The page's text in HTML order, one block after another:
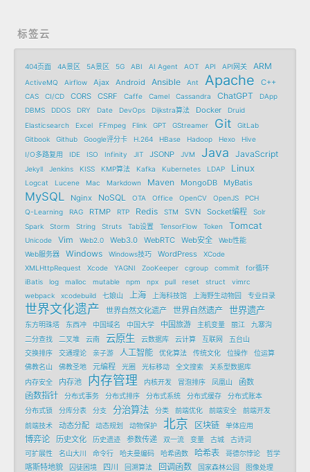
标签云
404页面 4A景区 5A景区 5G ABI AI Agent AOT API API网关 ARM
ActiveMQ Airflow Ajax Android Ansible Ant Apache C++
CAS CI/CD CORS CSRF Caffe Camel Cassandra ChatGPT
DApp
DBMS
DDOS DRY Date DevOps Dijkstra算法 Docker
Druid
Elasticsearch
Excel FFmpeg Flink GPT GStreamer Git
GitLab
Gitbook
Github Google评分卡 H.264 HBase Hadoop Hexo
Hive
I/O多路复用
IDE ISO Infinity JIT JSONP JVM Java JavaScript
Jekyll Jenkins KISS KMP算法 Kafka Kubernetes LDAP Linux
Logcat Lucene Mac Markdown Maven MongoDB MyBatis
MySQL Nginx NoSQL OTA Office OpenCV OpenJS
PCH
Q-Learning
RAG RTMP RTP Redis STM SVN Socket编程
Solr
Spark
Storm String Struts Tab设置 TensorFlow Token Tomcat
Unicode Vim Web2.0 Web3.0 WebRTC Web安全
Web性能
Web服务器
Windows Windows技巧 WordPress
XCode
XMLHttpRequest
Xcode YAGNI ZooKeeper cgroup commit
for循环
iBatis
log malloc mutable npm npx pull reset struct
vimrc
webpack
xcodebuild 七娘山 上海 上海科技馆 上海野生动物园 专业目录
世界文化遗产 世界自然文化遗产 世界自然遗产 世界遗产
东方明珠塔 东西冲 中国域名 中国大学 中国旅游 主机变量 丽江
九寨沟
二分查找
二叉堆 云南 云原生 云数据库 云计算 互联网
五台山
交换排序
交通理论 亲子游 人工智能 优化算法 传统文化 位操作
位运算
佛教名山
佛教圣地 元编程 光圈 光标移动 全文搜索
关系型数据库
内存安全
内存池 内存管理 内核开发 冒泡排序 凤凰山 函数
函数指针 分布式事务 分布式排序 分布式系统 分布式缓存
分布式账本
分布式锁
分库分表 分支 分治算法 分类 前端优化 前端安全
前端开发
前端技术
动态分配 动态规划 动物保护 北京 区块链 单体应用
博弈论 历史文化 历史遗迹 参数传递 双一流 变量 古城
古诗词
可扩展性
名山大川 命令行 哈夫曼编码 哈希函数 哈希表 哥德尔悖论 哲学
喀斯特地貌 囚徒困境 四川 回溯算法 回调函数 国家森林公园
图像处理